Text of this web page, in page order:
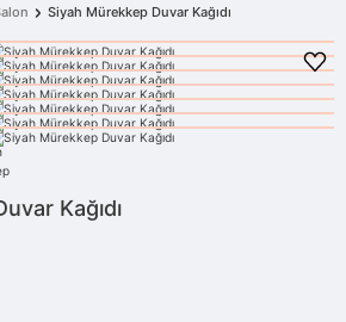
Siyah Mürekkep Duvar Kağıdı
Kağıdı